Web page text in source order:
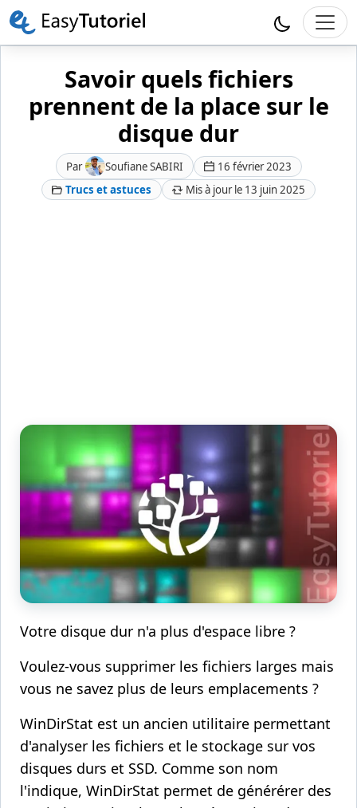
Savoir quels fichiers
prennent de la place sur le
disque dur
Par Soufiane SABIRI
16 février 2023
Trucs et astuces
Mis à jour le 13 juin 2025
Votre disque dur n'a plus d'espace libre ?
Voulez-vous supprimer les fichiers larges mais
vous ne savez plus de leurs emplacements ?
WinDirStat est un ancien utilitaire permettant
d'analyser les fichiers et le stockage sur vos
disques durs et SSD. Comme son nom
l'indique, WinDirStat permet de générérer des